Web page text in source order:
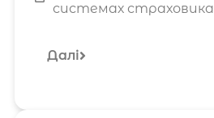
системах страховика
Далі